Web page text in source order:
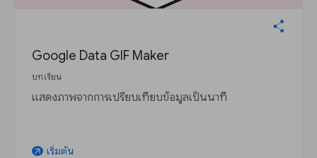
Google Data GIF Maker
บทเรียน
แสดงภาพจากการเปรียบเทียบข้อมูลเป็นนาที
arrow_outward เริ่มต้น